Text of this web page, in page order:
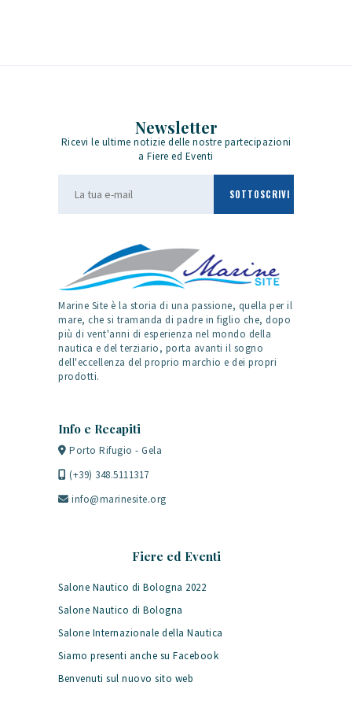
Newsletter
Ricevi le ultime notizie delle nostre partecipazioni
a Fiere ed Eventi
Marine Site è la storia di una passione, quella per il
mare, che si tramanda di padre in figlio che, dopo
più di vent'anni di esperienza nel mondo della
nautica e del terziario, porta avanti il sogno
dell'eccellenza del proprio marchio e dei propri
prodotti.
Info e Recapiti
Porto Rifugio - Gela
(+39) 348.5111317
info@marinesite.org
Fiere ed Eventi
Salone Nautico di Bologna 2022
Salone Nautico di Bologna
Salone Internazionale della Nautica
Siamo presenti anche su Facebook
Benvenuti sul nuovo sito web